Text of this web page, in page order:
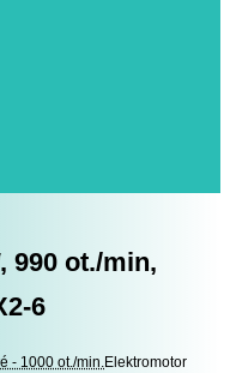
990 ot./min,
6
- 1000 ot./min.Elektromotor